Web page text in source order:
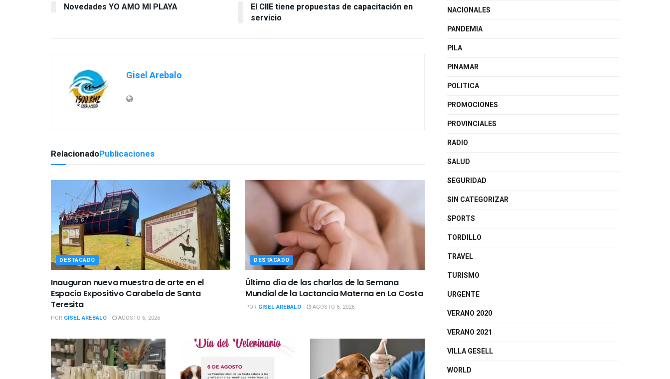
El CIIE tiene propuestas de capacitación en
Gisel Arebalo
RelacionadoPublicaciones
DESTACADO
Inauguran nueva muestra de arte en el
Espacio Expositivo Carabela de Santa
Teresita
POR GISEL AREBALO AGOSTO 6, 2026
DESTACADO
Último día de las charlas de la Semana
Mundial de la Lactancia Materna en La Costa
POR GISEL AREBALO AGOSTO 6, 2026
NACIONALES
PANDEMIA
PILA
PINAMAR
POLITICA
PROMOCIONES
PROVINCIALES
RADIO
SALUD
SEGURIDAD
SIN CATEGORIZAR
SPORTS
TORDILLO
TRAVEL
TURISMO
URGENTE
VERANO 2020
VERANO 2021
VILLA GESELL
WORLD